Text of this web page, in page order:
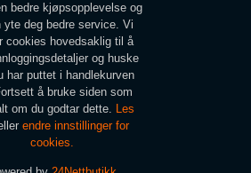
bedre kjøpsopplevelse og
yte deg bedre service. Vi
cookies hovedsaklig til å
og huske
har puttet i handlekurven
å bruke siden som
om du godtar dette. Les
endre innstillinger for
cookies.